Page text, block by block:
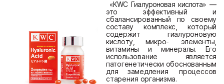
«KWC Гиалуроновая кислота»—
это эффективный
и
сбалансированный посвоему
составу комплекс, который
содержит гиалуроновую
кислоту, микро- элементы,
витамины и минералы. Его
использование является
патогенетически обоснованным
для
замедления процессов
старения организма.